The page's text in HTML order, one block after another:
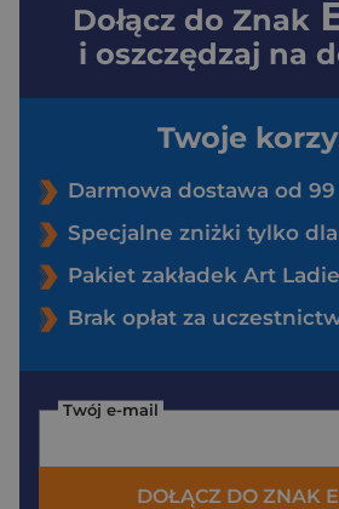
Dołącz do Znak
i oszczędzaj na
Twoje
Darmowa dostawa od 99
Specjalne zniżki tylko
Pakiet zakładek Art
Brak opłat za
Twój e-mail
DOŁĄCZ DO ZNAK